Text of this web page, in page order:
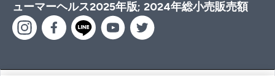
ューマーヘルス2025年版; 2024年総小売販売額